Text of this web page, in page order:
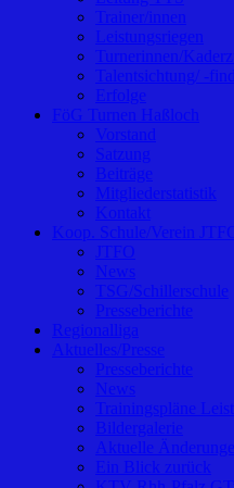
Trainer/innen
Leistungsriegen
Turnerinnen/
Talentsichtung/ -
Erfolge
FöG Turnen Haßloch
Vorstand
Satzung
Beiträge
Mitgliederstatistik
Kontakt
Koop. Schule/Verein
JTFO
News
TSG/Schillerschule
Presseberichte
Regionalliga
Aktuelles/Presse
Presseberichte
News
Trainingspläne
Bildergalerie
Aktuelle Änderungen
Ein Blick zurück